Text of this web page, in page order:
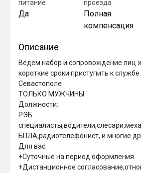
питание
Да
проезда
Полная
компенсация
Описание
Ведем набор и сопровождение лиц
короткие сроки приступить к
Севастополе
ТОЛЬКО МУЖЧИНЫ
Должности:
РЭБ
БПЛА,радиотелефонист, и многие
Для вас:
+Суточные на период оформления
+Дистанционное